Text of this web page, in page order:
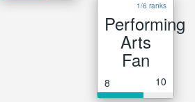
1/6 ranks
Performing
Arts
Fan
8 10